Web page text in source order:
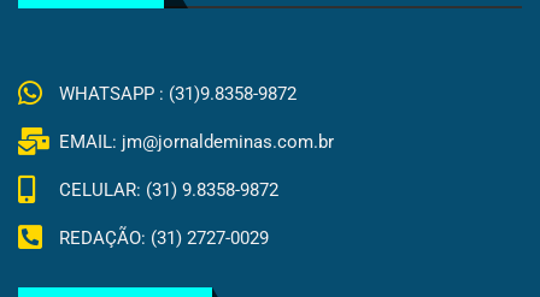
WHATSAPP : (31)9.8358-9872
EMAIL: jm@jornaldeminas.com.br
CELULAR: (31) 9.8358-9872
REDAÇÃO: (31) 2727-0029